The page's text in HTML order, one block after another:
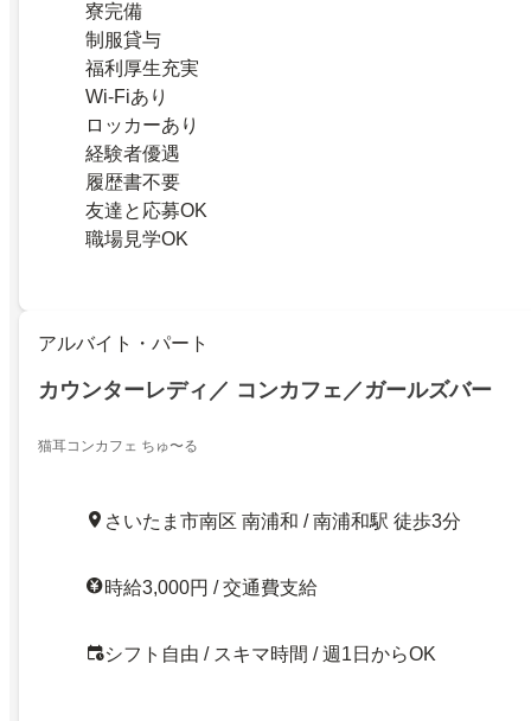
寮完備
制服貸与
福利厚生充実
Wi-Fiあり
ロッカーあり
経験者優遇
履歴書不要
友達と応募OK
職場見学OK
アルバイト・パート
カウンターレディ／ コンカフェ／ガールズバー
猫耳コンカフェ ちゅ〜る
さいたま市南区 南浦和 / 南浦和駅 徒歩3分
時給3,000円 / 交通費支給
シフト自由 / スキマ時間 / 週1日からOK